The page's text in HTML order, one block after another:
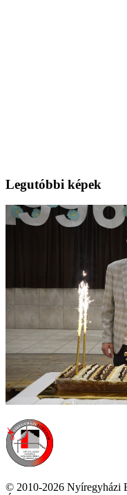
Legutóbbi képek
© 2010-2026 Nyíregyházi